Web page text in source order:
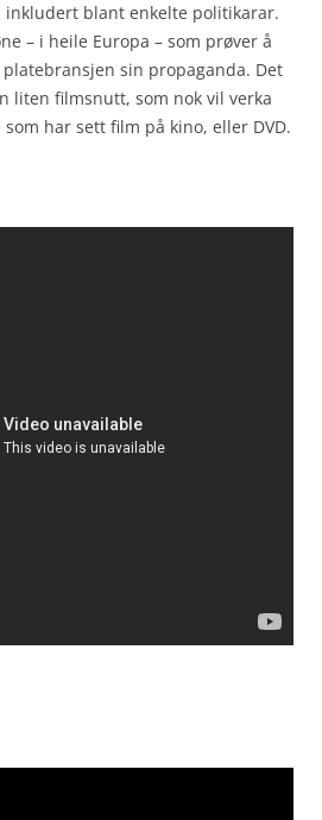
inkludert blant enkelte politikarar.
– i heile Europa – som prøver å
sin propaganda. Det
liten filmsnutt, som nok vil verka
har sett film på kino, eller DVD.